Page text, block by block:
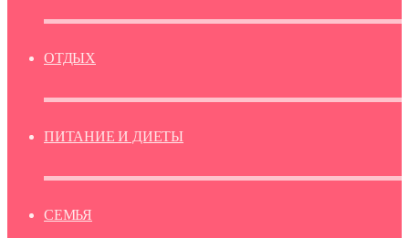
ОТДЫХ
ПИТАНИЕ И ДИЕТЫ
СЕМЬЯ